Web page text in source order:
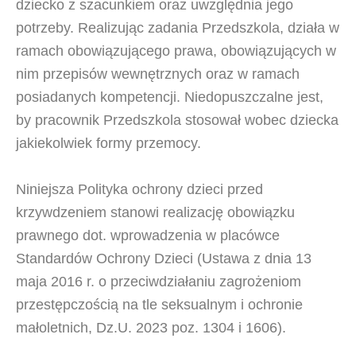
dziecko z szacunkiem oraz uwzględnia jego
potrzeby. Realizując zadania Przedszkola, działa w
ramach obowiązującego prawa, obowiązujących w
nim przepisów wewnętrznych oraz w ramach
posiadanych kompetencji. Niedopuszczalne jest,
by pracownik Przedszkola stosował wobec dziecka
jakiekolwiek formy przemocy.
Niniejsza Polityka ochrony dzieci przed
krzywdzeniem stanowi realizację obowiązku
prawnego dot. wprowadzenia w placówce
Standardów Ochrony Dzieci (Ustawa z dnia 13
maja 2016 r. o przeciwdziałaniu zagrożeniom
przestępczością na tle seksualnym i ochronie
małoletnich, Dz.U. 2023 poz. 1304 i 1606).